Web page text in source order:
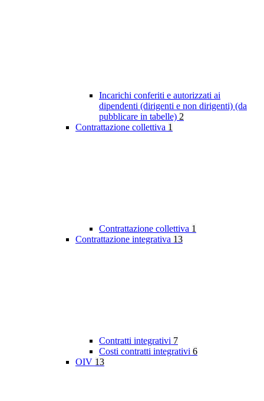
Incarichi conferiti e autorizzati ai
dipendenti (dirigenti e non dirigenti) (da
pubblicare in tabelle) 2
Contrattazione collettiva 1
Contrattazione collettiva 1
Contrattazione integrativa 13
Contratti integrativi 7
Costi contratti integrativi 6
OIV 13